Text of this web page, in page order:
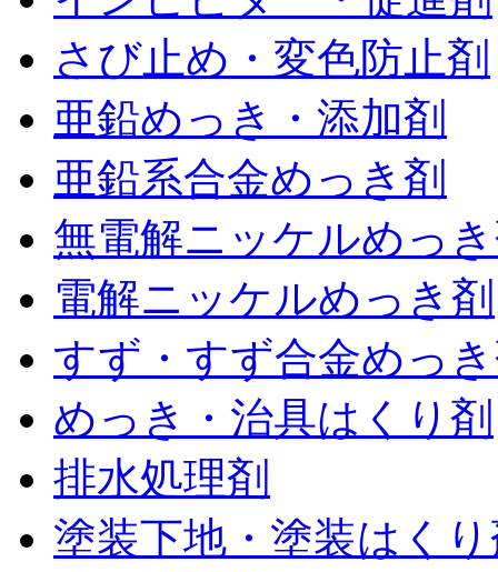
さび止め・変色防止剤
亜鉛めっき・添加剤
亜鉛系合金めっき剤
無電解ニッケルめっ
電解ニッケルめっき剤
すず・すず合金めっ
めっき・治具はくり剤
排水処理剤
塗装下地・塗装はく